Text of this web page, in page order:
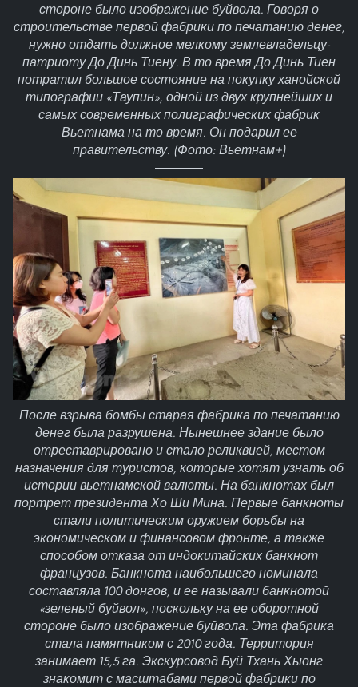
стороне было изображение буйвола. Говоря о
строительстве первой фабрики по печатанию денег,
нужно отдать должное мелкому землевладельцу-
патриоту До Динь Тиену. В то время До Динь Тиен
потратил большое состояние на покупку ханойской
типографии «Таупин», одной из двух крупнейших и
самых современных полиграфических фабрик
Вьетнама на то время. Он подарил ее
правительству. (Фото: Вьетнам+)
После взрыва бомбы старая фабрика по печатанию
денег была разрушена. Нынешнее здание было
отреставрировано и стало реликвией, местом
назначения для туристов, которые хотят узнать об
истории вьетнамской валюты. На банкнотах был
портрет президента Хо Ши Мина. Первые банкноты
стали политическим оружием борьбы на
экономическом и финансовом фронте, а также
способом отказа от индокитайских банкнот
французов. Банкнота наибольшего номинала
составляла 100 донгов, и ее называли банкнотой
«зеленый буйвол», поскольку на ее оборотной
стороне было изображение буйвола. Эта фабрика
стала памятником с 2010 года. Территория
занимает 15,5 га. Экскурсовод Буй Тхань Хыонг
знакомит с масштабами первой фабрики по